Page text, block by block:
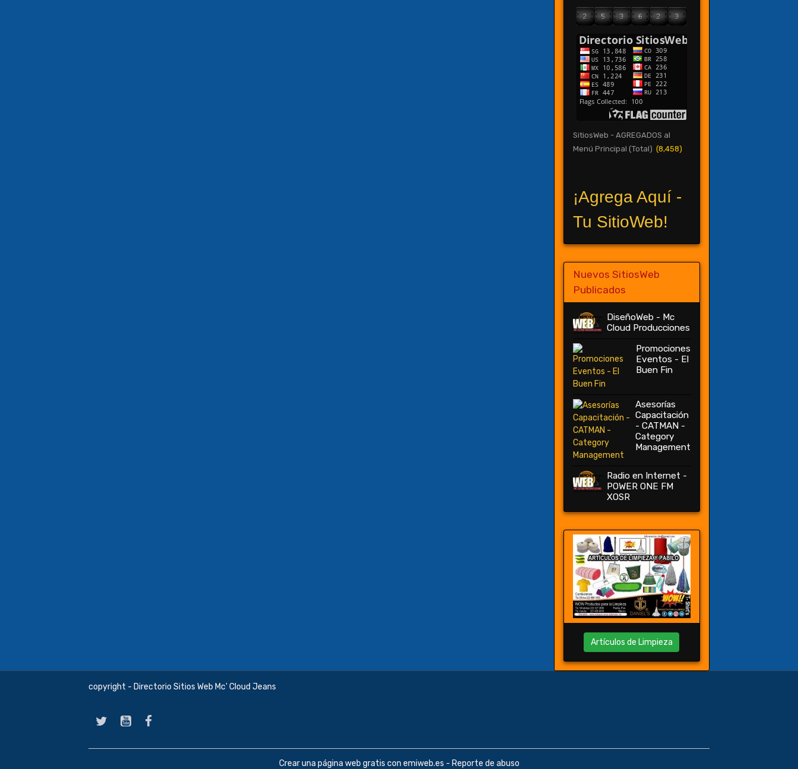
SitiosWeb - AGREGADOS al
Menú Principal (Total) (8,458)
¡Agrega Aquí -
Tu SitioWeb!
Nuevos SitiosWeb
Publicados
DiseñoWeb - Mc
Cloud Producciones
Promociones
Eventos - El
Buen Fin
Asesorías
Capacitación
- CATMAN -
Category
Management
Radio en Internet -
POWER ONE FM
XOSR
Artículos de Limpieza
copyright - Directorio Sitios Web Mc' Cloud Jeans
Crear una página web gratis con emiweb.es - Reporte de abuso